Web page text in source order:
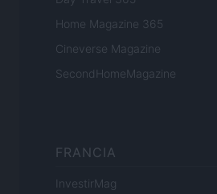
Home Magazine 365
Cineverse Magazine
SecondHomeMagazine
FRANCIA
InvestirMag